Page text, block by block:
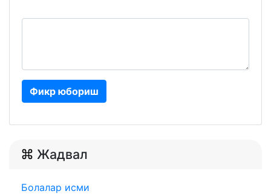
Фикр юбориш
Жадвал
Болалар исми